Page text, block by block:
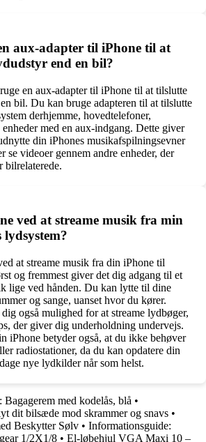
aux-adapter til iPhone til at
end en bil?
en aux-adapter til iPhone til at tilslutte
bil. Du kan bruge adapteren til at tilslutte
derhjemme, hovedtelefoner,
med en aux-indgang. Dette giver
din iPhones musikafspilningsevner
se videoer gennem andre enheder, der
bilrelaterede.
ved at streame musik fra min
at streame musik fra din iPhone til
og fremmest giver det dig adgang til et
lige ved hånden. Du kan lytte til dine
og sange, uanset hvor du kører.
også mulighed for at streame lydbøger,
der giver dig underholdning undervejs.
iPhone betyder også, at du ikke behøver
radiostationer, da du kan opdatere din
nye lydkilder når som helst.
Bagagerem med kodelås, blå •
dit bilsæde mod skrammer og snavs •
Beskytter Sølv • Informationsguide:
1/2X1/8 • El-løbehjul VGA Maxi 10 –